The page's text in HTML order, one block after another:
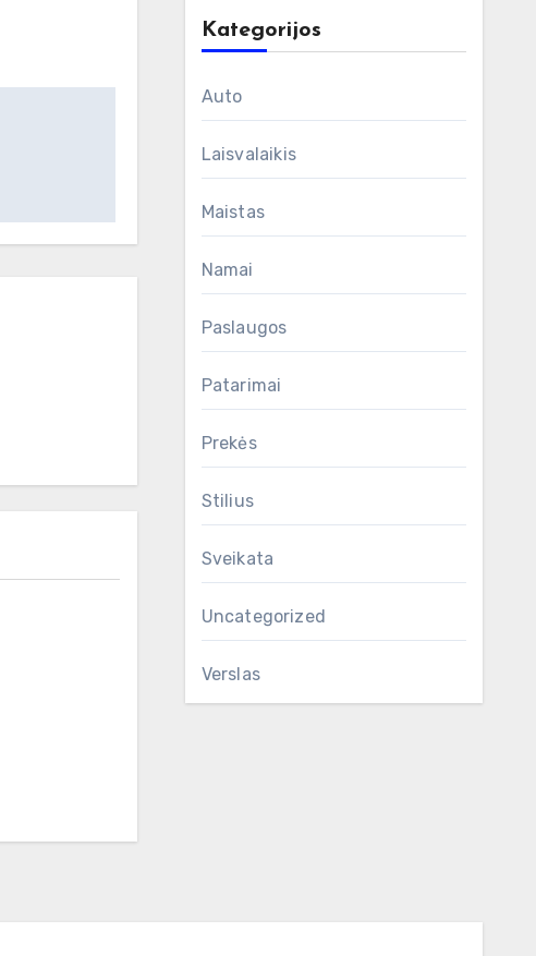
Kategorijos
Auto
Laisvalaikis
Maistas
Namai
Paslaugos
Patarimai
Prekės
Stilius
Sveikata
Uncategorized
Verslas